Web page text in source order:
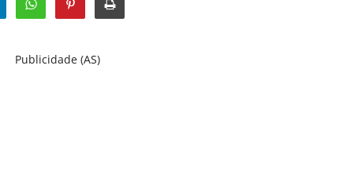
Publicidade (AS)